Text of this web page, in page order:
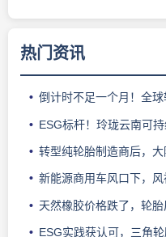
热门资讯
倒计时不足一个月！全球
ESG标杆！玲珑云南可
转型纯轮胎制造商后，
新能源商用车风口下，
天然橡胶价格跌了，轮胎
ESG实践获认可，三角